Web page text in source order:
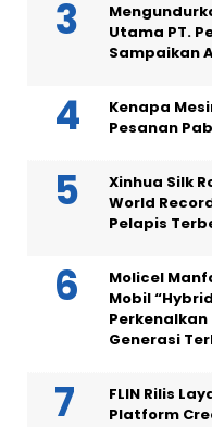
Utama PT.
Sampaikan
Kenapa
Pesanan
Xinhua Silk
World
Pelapis
Molicel
Mobil
Generasi
FLIN Rilis
Platform